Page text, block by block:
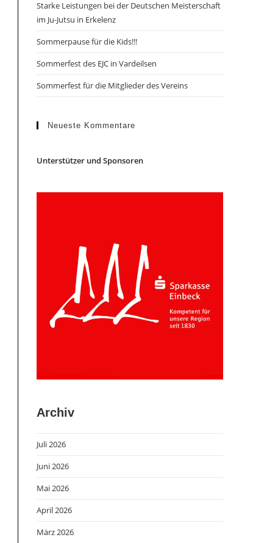
Starke Leistungen bei der Deutschen Meisterschaft
im Ju-Jutsu in Erkelenz
Sommerpause für die Kids!!!
Sommerfest des EJC in Vardeilsen
Sommerfest für die Mitglieder des Vereins
Neueste Kommentare
Unterstützer und Sponsoren
Archiv
Juli 2026
Juni 2026
Mai 2026
April 2026
März 2026